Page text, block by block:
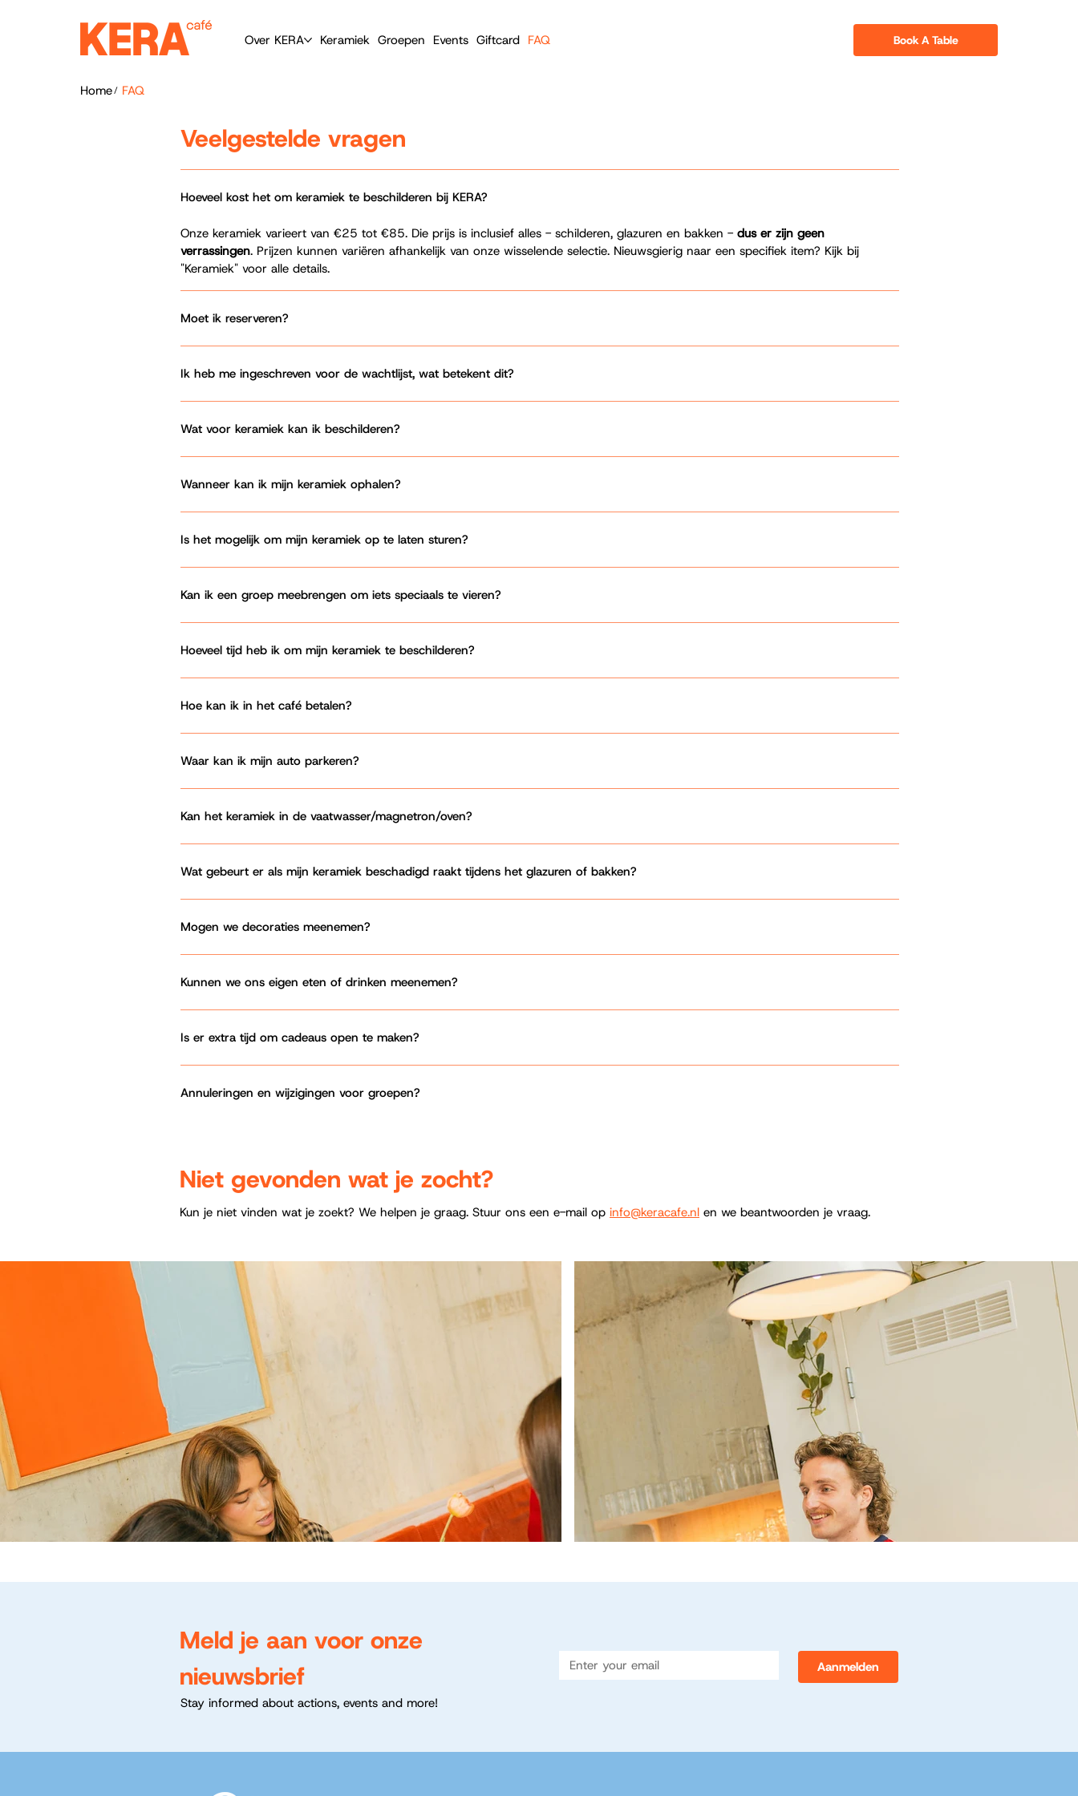
Over KERA Keramiek Groepen Events Giftcard FAQ
Home/ FAQ
Veelgestelde vragen
Hoeveel kost het om keramiek te beschilderen bij KERA?
Onze keramiek varieert van €25 tot €85. Die prijs is inclusief alles - schilderen, glazuren en bakken - dus er zijn geen
verrassingen. Prijzen kunnen variëren afhankelijk van onze wisselende selectie. Nieuwsgierig naar een specifiek item? Kijk bij
"Keramiek" voor alle details.
Moet ik reserveren?
Ik heb me ingeschreven voor de wachtlijst, wat betekent dit?
Wat voor keramiek kan ik beschilderen?
Wanneer kan ik mijn keramiek ophalen?
Is het mogelijk om mijn keramiek op te laten sturen?
Kan ik een groep meebrengen om iets speciaals te vieren?
Hoeveel tijd heb ik om mijn keramiek te beschilderen?
Hoe kan ik in het café betalen?
Waar kan ik mijn auto parkeren?
Kan het keramiek in de vaatwasser/magnetron/oven?
Wat gebeurt er als mijn keramiek beschadigd raakt tijdens het glazuren of bakken?
Mogen we decoraties meenemen?
Kunnen we ons eigen eten of drinken meenemen?
Is er extra tijd om cadeaus open te maken?
Annuleringen en wijzigingen voor groepen?
Niet gevonden wat je zocht?
Kun je niet vinden wat je zoekt? We helpen je graag. Stuur ons een e-mail op info@keracafe.nl en we beantwoorden je vraag.
Meld je aan voor onze
nieuwsbrief
Stay informed about actions, events and more!
Aanmelden
Book A Table